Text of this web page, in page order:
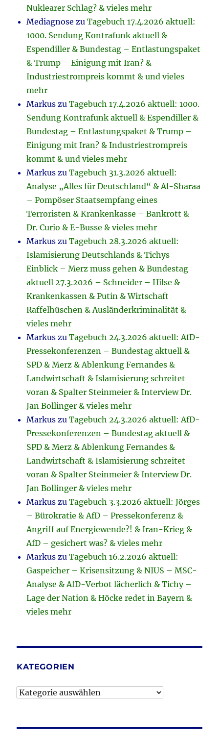
Nuklearer Schlag? & vieles mehr
Mediagnose zuTagebuch 17.4.2026 aktuell:
1000. Sendung Kontrafunk aktuell &
Espendiller & Bundestag – Entlastungspaket
& Trump – Einigung mit Iran? &
Industriestrompreis kommt & und vieles
mehr
Markus zuTagebuch 17.4.2026 aktuell: 1000.
Sendung Kontrafunk aktuell & Espendiller &
Bundestag – Entlastungspaket & Trump –
Einigung mit Iran? & Industriestrompreis
kommt & und vieles mehr
Markus zuTagebuch 31.3.2026 aktuell:
Analyse „Alles für Deutschland“ & Al-Sharaa
– Pompöser Staatsempfang eines
Terroristen & Krankenkasse – Bankrott &
Dr. Curio & E-Busse & vieles mehr
Markus zuTagebuch 28.3.2026 aktuell:
Islamisierung Deutschlands & Tichys
Einblick – Merz muss gehen & Bundestag
aktuell 27.3.2026 – Schneider – Hilse &
Krankenkassen & Putin & Wirtschaft
Raffelhüschen & Ausländerkriminalität &
vieles mehr
Markus zuTagebuch 24.3.2026 aktuell: AfD-
Pressekonferenzen – Bundestag aktuell &
SPD & Merz & Ablenkung Fernandes &
Landwirtschaft & Islamisierung schreitet
voran & Spalter Steinmeier & Interview Dr.
Jan Bollinger & vieles mehr
Markus zuTagebuch 24.3.2026 aktuell: AfD-
Pressekonferenzen – Bundestag aktuell &
SPD & Merz & Ablenkung Fernandes &
Landwirtschaft & Islamisierung schreitet
voran & Spalter Steinmeier & Interview Dr.
Jan Bollinger & vieles mehr
Markus zuTagebuch 3.3.2026 aktuell: Jörges
– Bürokratie & AfD – Pressekonferenz &
Angriff auf Energiewende?! & Iran-Krieg &
AfD – gesichert was? & vieles mehr
Markus zuTagebuch 16.2.2026 aktuell:
Gaspeicher – Krisensitzung & NIUS – MSC-
Analyse & AfD-Verbot lächerlich & Tichy –
Lage der Nation & Höcke redet in Bayern &
vieles mehr
KATEGORIEN
Kategorien